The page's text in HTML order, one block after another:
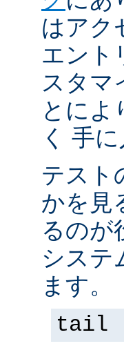
はアク
エント
スタマ
とによ
く 手
テスト
かを見
るのが
システ
ます。
tail